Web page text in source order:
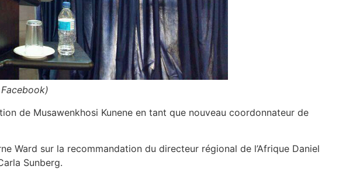
de Musawenkhosi Kunene en tant que nouveau coordonnateur de
Ward sur la recommandation du directeur régional de l’Afrique Daniel
Sunberg.